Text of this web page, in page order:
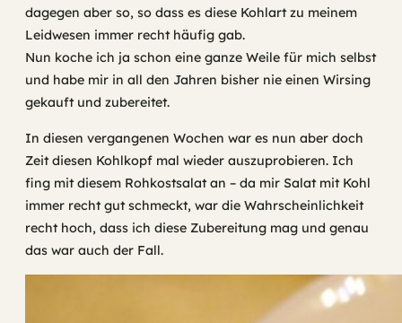
dagegen aber so, so dass es diese Kohlart zu meinem
Leidwesen immer recht häufig gab.
Nun koche ich ja schon eine ganze Weile für mich selbst
und habe mir in all den Jahren bisher nie einen Wirsing
gekauft und zubereitet.
In diesen vergangenen Wochen war es nun aber doch
Zeit diesen Kohlkopf mal wieder auszuprobieren. Ich
fing mit diesem Rohkostsalat an – da mir Salat mit Kohl
immer recht gut schmeckt, war die Wahrscheinlichkeit
recht hoch, dass ich diese Zubereitung mag und genau
das war auch der Fall.